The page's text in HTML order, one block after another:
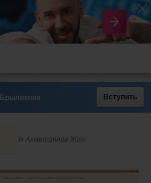
Вступить
Ахметзянов Жан